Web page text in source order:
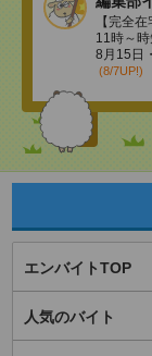
【完全
11時～
8月15日
(8/7UP!)
エンバイトTOP
人気のバイト